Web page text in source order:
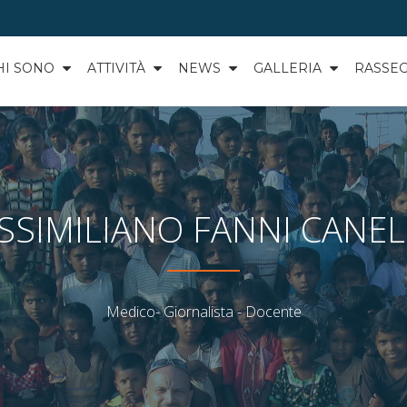
SONO ATTIVITÀ NEWS GALLERIA
FANNI
Medico- Giornalista - Docente